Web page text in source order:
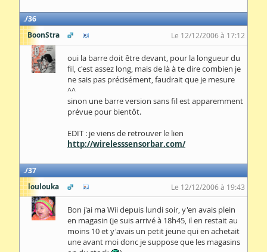
36
BoonStra
Le 12/12/2006 à 17:12
oui la barre doit être devant, pour la longueur du
fil, c'est assez long, mais de là à te dire combien je
ne sais pas précisément, faudrait que je mesure
^^
sinon une barre version sans fil est apparemment
prévue pour bientôt.
EDIT : je viens de retrouver le lien
http://wirelesssensorbar.com/
37
loulouka
Le 12/12/2006 à 19:43
Bon j'ai ma Wii depuis lundi soir, y'en avais plein
en magasin (je suis arrivé à 18h45, il en restait au
moins 10 et y'avais un petit jeune qui en achetait
une avant moi donc je suppose que les magasins